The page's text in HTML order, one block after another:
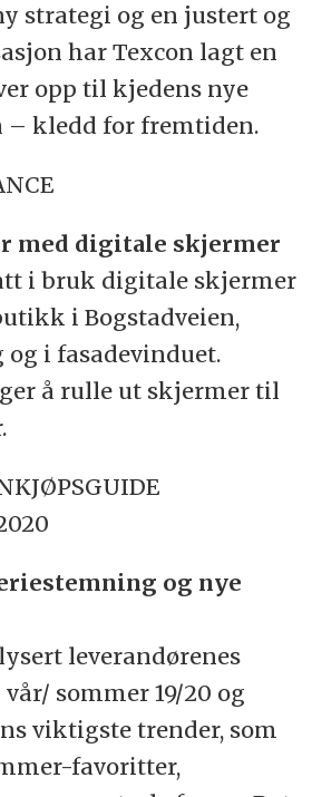
strategi og en justert og
har Texcon lagt en
opp til kjedens nye
– kledd for fremtiden.
med digitale skjermer
i bruk digitale skjermer
i Bogstadveien,
i fasadevinduet.
å rulle ut skjermer til
og nye
leverandørenes
sommer 19/20 og
viktigste trender, som
favoritter,